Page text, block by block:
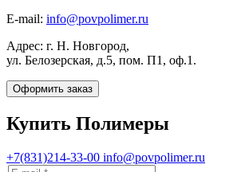
E-mail: info@povpolimer.ru
Адрес: г. Н. Новгород,
ул. Белозерская, д.5, пом. П1, оф.1.
Оформить заказ
Купить Полимеры
+7(831)214-33-00 info@povpolimer.ru